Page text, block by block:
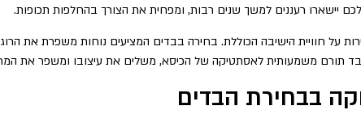
יישארו רעננים למשך שנים רבות, ומפחית את הצורך בהחלפות תכופות.
על חוויית הישיבה הכוללת. בחירה בבדים המציעים נוחות משפרת את
תורם משמעותית לאסתטיקה של הכיסא, משלים את עיצובו ומשפר את
בבחירת הבדים